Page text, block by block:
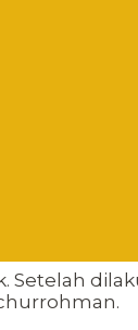
Setelah